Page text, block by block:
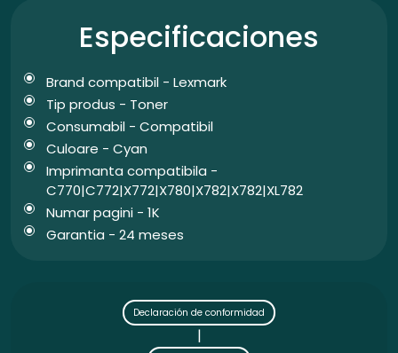
Especificaciones
Brand compatibil - Lexmark
Tip produs - Toner
Consumabil - Compatibil
Culoare - Cyan
Imprimanta compatibila -
C770|C772|X772|X780|X782|X782|XL782
Numar pagini - 1K
Garantia - 24 meses
Declaración de conformidad
|